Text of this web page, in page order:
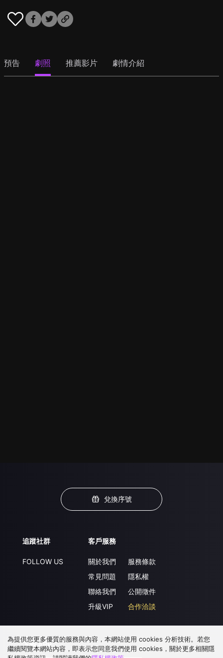
預告 劇照 推薦影片 劇情介紹
兌換序號
追蹤社群
FOLLOW US
客戶服務
關於我們
常見問題
聯絡我們
升級VIP
服務條款
隱私權
公開徵件
合作洽談
下載 APP
為提供您更多優質的服務與內容，本網站使用 cookies 分析技術。若您
繼續閱覽本網站內容，即表示您同意我們使用 cookies，關於更多相關隱